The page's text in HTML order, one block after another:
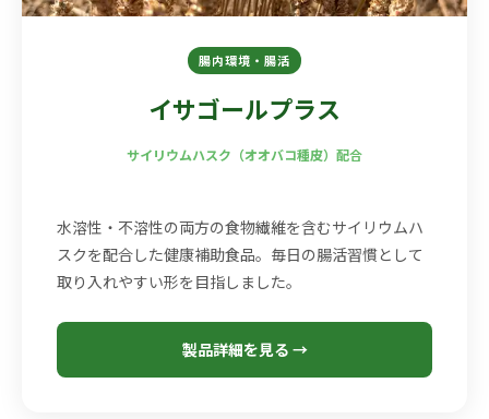
腸内環境・腸活
イサゴールプラス
サイリウムハスク（オオバコ種皮）配合
水溶性・不溶性の両方の食物繊維を含むサイリウムハ
スクを配合した健康補助食品。毎日の腸活習慣として
取り入れやすい形を目指しました。
製品詳細を見る →